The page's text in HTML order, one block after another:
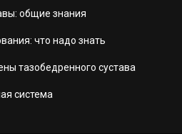
общие знания
что надо знать
тазобедренного сустава
система